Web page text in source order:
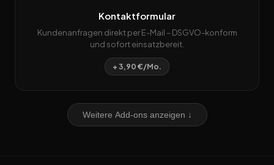
Kontaktformular
Kundenanfragen direkt per E-Mail – DSGVO-konform
und sofort einsatzbereit.
+ 3,90 €/Mo.
Weitere Add-ons anzeigen ↓